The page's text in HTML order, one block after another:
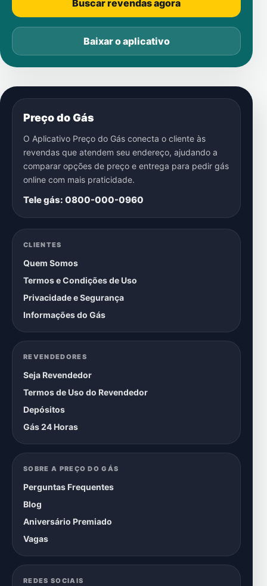
Buscar revendas agora
Baixar o aplicativo
Preço do Gás
O Aplicativo Preço do Gás conecta o cliente às
revendas que atendem seu endereço, ajudando a
comparar opções de preço e entrega para pedir gás
online com mais praticidade.
Tele gás: 0800-000-0960
CLIENTES
Quem Somos
Termos e Condições de Uso
Privacidade e Segurança
Informações do Gás
REVENDEDORES
Seja Revendedor
Termos de Uso do Revendedor
Depósitos
Gás 24 Horas
SOBRE A PREÇO DO GÁS
Perguntas Frequentes
Blog
Aniversário Premiado
Vagas
REDES SOCIAIS